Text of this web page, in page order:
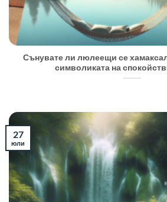
Сънувате ли люлеещи се
символиката на
27
юли